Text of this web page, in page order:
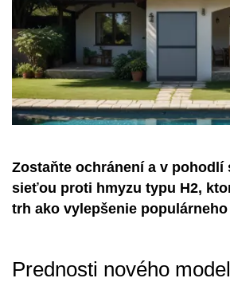
Zostaňte ochránení a v pohodlí
sieťou proti hmyzu typu H2,
trh ako vylepšenie populárneho
Prednosti nového